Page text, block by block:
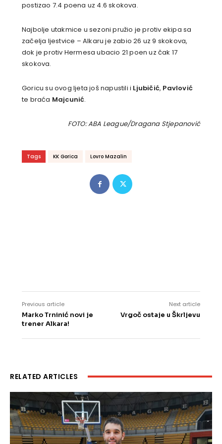
postizao 7.4 poena uz 4.6 skokova.
Najbolje utakmice u sezoni pružio je protiv ekipa sa
začelja ljestvice – Alkaru je zabio 26 uz 9 skokova,
dok je protiv Hermesa ubacio 21 poen uz čak 17
skokova.
Goricu su ovog ljeta još napustili i Ljubičić, Pavlović
te braća Majcunić.
FOTO: ABA League/Dragana Stjepanović
Tags KK Gorica Lovro Mazalin
Previous article
Marko Trninić novi je
trener Alkara!
Next article
Vrgoč ostaje u Škrljevu
RELATED ARTICLES